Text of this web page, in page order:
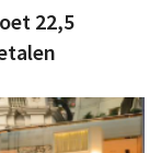
22,5